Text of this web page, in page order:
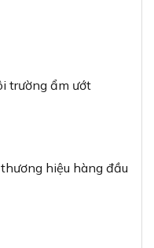
trường ẩm ướt
hiệu hàng đầu